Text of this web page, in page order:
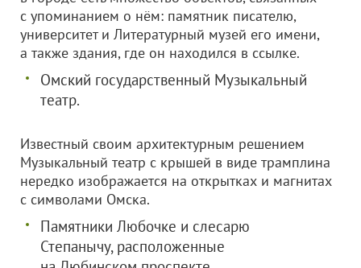
с упоминанием о нём: памятник писателю,
университет и Литературный музей его имени,
а также здания, где он находился в ссылке.
Омский государственный Музыкальный
театр.
Известный своим архитектурным решением
Музыкальный театр с крышей в виде трамплина
нередко изображается на открытках и магнитах
с символами Омска.
Памятники Любочке и слесарю
Степанычу, расположенные